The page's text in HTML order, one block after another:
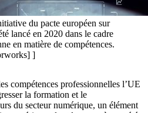
du pacte européen sur
lancé en 2020 dans le cadre
en matière de compétences.
]
compétences professionnelles l’UE
la formation et le
du secteur numérique, un élément